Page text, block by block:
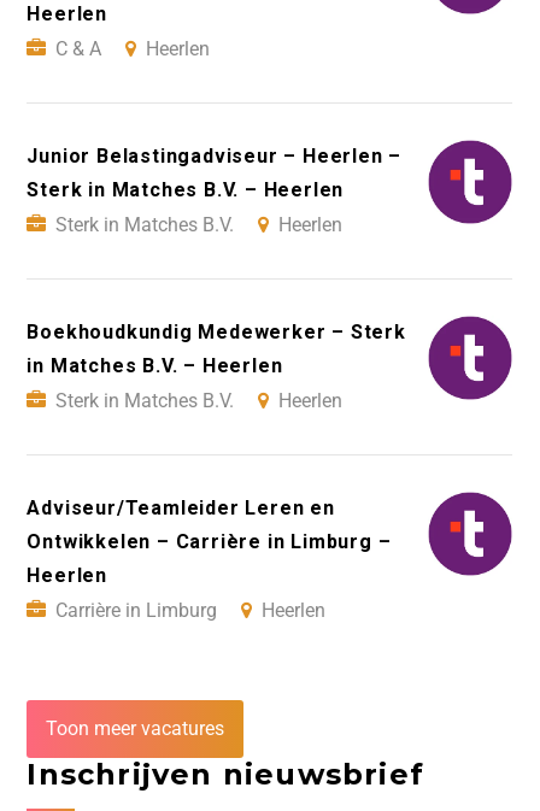
Heerlen
C & A
Heerlen
Junior Belastingadviseur – Heerlen –
Sterk in Matches B.V. – Heerlen
Sterk in Matches B.V.
Heerlen
Boekhoudkundig Medewerker – Sterk
in Matches B.V. – Heerlen
Sterk in Matches B.V.
Heerlen
Adviseur/Teamleider Leren en
Ontwikkelen – Carrière in Limburg –
Heerlen
Carrière in Limburg
Heerlen
Toon meer vacatures
Inschrijven nieuwsbrief